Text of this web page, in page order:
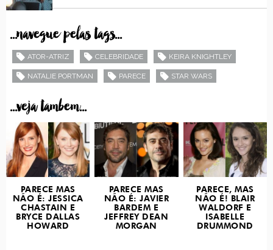
...navegue pelas tags...
ATOR-ATRIZ CELEBRIDADE KEIRA KNIGHTLEY
NATALIE PORTMAN PARECE STAR WARS
...veja tambem...
PARECE MAS
NÃO É: JESSICA
CHASTAIN E
BRYCE DALLAS
HOWARD
PARECE MAS
NÃO É: JAVIER
BARDEM E
JEFFREY DEAN
MORGAN
PARECE, MAS
NÃO É! BLAIR
WALDORF E
ISABELLE
DRUMMOND